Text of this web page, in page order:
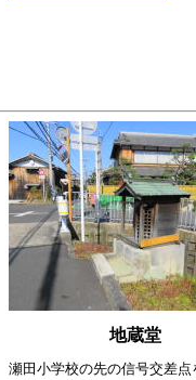
地蔵堂
瀬田小学校の先の信号交差点